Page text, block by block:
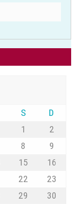
S
D
1
2
8
9
15
16
22
23
29
30